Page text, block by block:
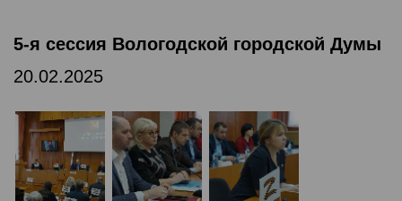
5-я сессия Вологодской городской Думы
20.02.2025